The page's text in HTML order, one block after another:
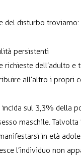
del disturbo troviamo:
persistenti
dell’adulto e
all’altro i propri
incida sul 3,3% della
maschile.
in età
l’individuo non